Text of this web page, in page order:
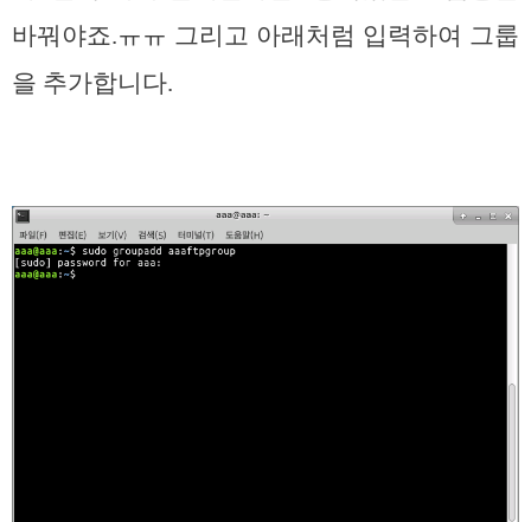
바꿔야죠.ㅠㅠ 그리고 아래처럼 입력하여 그룹
을 추가합니다.